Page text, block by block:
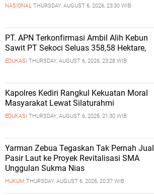
NASIONAL THURSDAY, AUGUST 6, 2026, 23:30 WIB
‎PT. APN Terkonfirmasi Ambil Alih Kebun
Sawit PT Sekoci Seluas 358,58 Hektare,
EDUKASI THURSDAY, AUGUST 6, 2026, 23:28 WIB
Kapolres Kediri Rangkul Kekuatan Moral
Masyarakat Lewat Silaturahmi
EDUKASI THURSDAY, AUGUST 6, 2026, 21:30 WIB
Yarman Zebua Tegaskan Tak Pernah Jual
Pasir Laut ke Proyek Revitalisasi SMA
Unggulan Sukma Nias
HUKUM THURSDAY, AUGUST 6, 2026, 20:37 WIB